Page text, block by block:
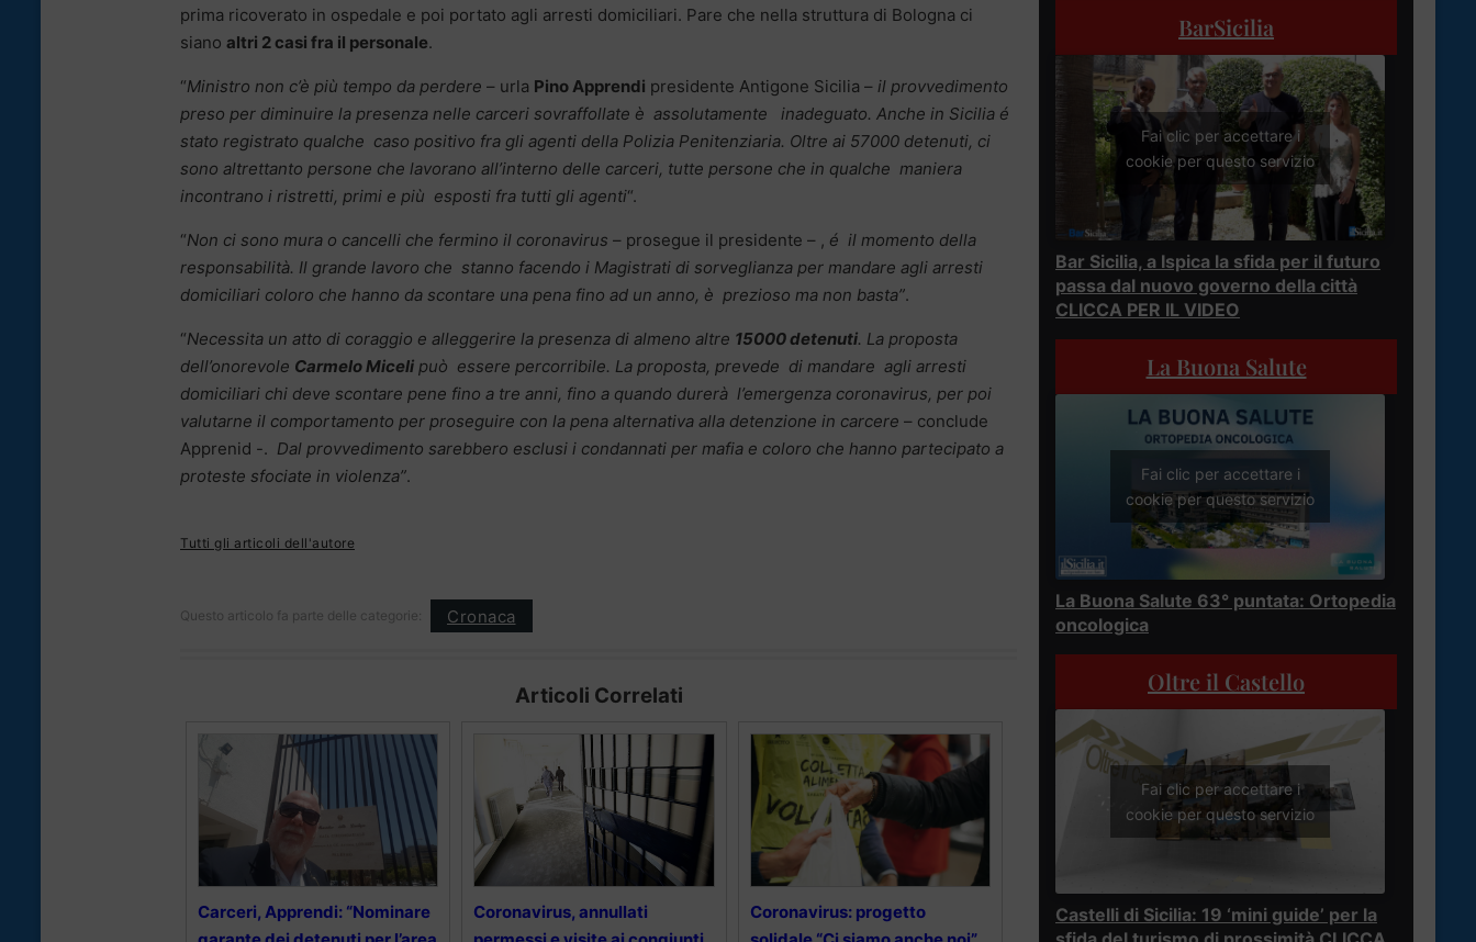
prima ricoverato in ospedale e poi portato agli arresti domiciliari. Pare che nella struttura di Bologna ci
siano altri 2 casi fra il personale.
“Ministro non c’è più tempo da perdere – urla Pino Apprendi presidente Antigone Sicilia – il provvedimento
preso per diminuire la presenza nelle carceri sovraffollate è assolutamente inadeguato. Anche in Sicilia é
stato registrato qualche caso positivo fra gli agenti della Polizia Penitenziaria. Oltre ai 57000 detenuti, ci
sono altrettanto persone che lavorano all’interno delle carceri, tutte persone che in qualche maniera
incontrano i ristretti, primi e più esposti fra tutti gli agenti“.
“Non ci sono mura o cancelli che fermino il coronavirus – prosegue il presidente – , é il momento della
responsabilità. Il grande lavoro che stanno facendo i Magistrati di sorveglianza per mandare agli arresti
domiciliari coloro che hanno da scontare una pena fino ad un anno, è prezioso ma non basta”.
“Necessita un atto di coraggio e alleggerire la presenza di almeno altre 15000 detenuti. La proposta
dell’onorevole Carmelo Miceli può essere percorribile. La proposta, prevede di mandare agli arresti
domiciliari chi deve scontare pene fino a tre anni, fino a quando durerà l’emergenza coronavirus, per poi
valutarne il comportamento per proseguire con la pena alternativa alla detenzione in carcere – conclude
Apprenid -. Dal provvedimento sarebbero esclusi i condannati per mafia e coloro che hanno partecipato a
proteste sfociate in violenza”.
Tutti gli articoli dell'autore
Questo articolo fa parte delle categorie: Cronaca
Articoli Correlati
Carceri, Apprendi: “Nominare
Coronavirus, annullati
Coronavirus: progetto
BarSicilia
Fai clic per accettare i
cookie per questo servizio
Bar Sicilia, a Ispica la sfida per il futuro
passa dal nuovo governo della città
CLICCA PER IL VIDEO
La Buona Salute
Fai clic per accettare i
cookie per questo servizio
La Buona Salute 63° puntata: Ortopedia
oncologica
Oltre il Castello
Fai clic per accettare i
cookie per questo servizio
Castelli di Sicilia: 19 ‘mini guide’ per la